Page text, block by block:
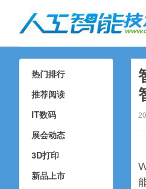
人工智能技
热门排行
推荐阅读
IT数码
展会动态
3D打印
新品上市